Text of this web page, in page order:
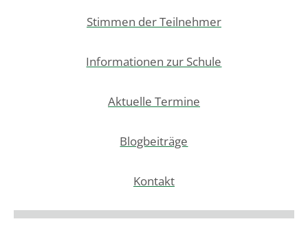
Stimmen der Teilnehmer
Informationen zur Schule
Aktuelle Termine
Blogbeiträge
Kontakt